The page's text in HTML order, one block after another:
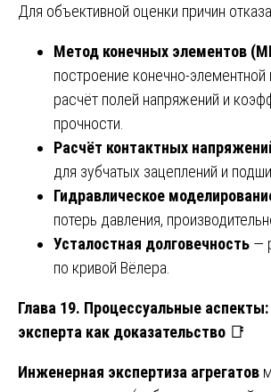
Для объективной оценки причин
Метод конечных элементов
построение конечно-
расчёт полей напряжений и
прочности.
Расчёт контактных
для зубчатых зацеплений и
Гидравлическое
потерь давления,
Усталостная долговечность —
по кривой Вёлера.
Глава 19. Процессуальные
эксперта как доказательство 📑
Инженерная экспертиза агрегатов